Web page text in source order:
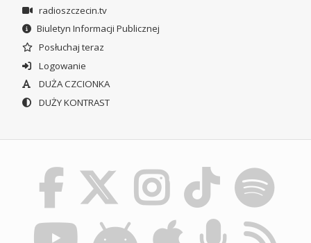
radioszczecin.tv
Biuletyn Informacji Publicznej
Posłuchaj teraz
Logowanie
DUŻA CZCIONKA
DUŻY KONTRAST